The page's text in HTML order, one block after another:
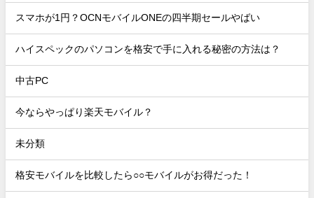
スマホが1円？OCNモバイルONEの四半期セールやばい
ハイスペックのパソコンを格安で手に入れる秘密の方法は？
中古PC
今ならやっぱり楽天モバイル？
未分類
格安モバイルを比較したら○○モバイルがお得だった！